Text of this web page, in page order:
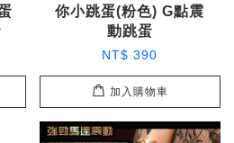
你小跳蛋(粉色) G點震
動跳蛋
NT$ 390
加入購物車